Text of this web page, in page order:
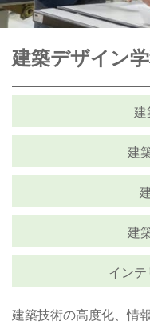
建築デザイン
建
建
建
イン
建築技術の高度化、情